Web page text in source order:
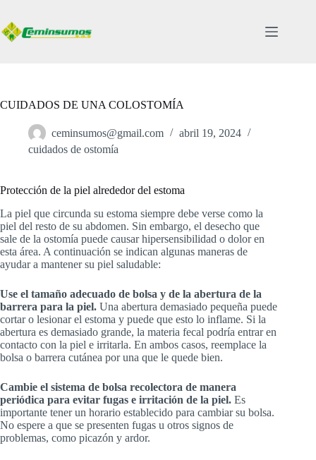
contenido
CUIDADOS DE UNA COLOSTOMÍA
ceminsumos@gmail.com
abril 19, 2024
cuidados de ostomía
Protección de la piel alrededor del estoma
La piel que circunda su estoma siempre debe verse como la
piel del resto de su abdomen. Sin embargo, el desecho que
sale de la ostomía puede causar hipersensibilidad o dolor en
esta área. A continuación se indican algunas maneras de
ayudar a mantener su piel saludable:
Use el tamaño adecuado de bolsa y de la abertura de la
barrera para la piel. Una abertura demasiado pequeña puede
cortar o lesionar el estoma y puede que esto lo inflame. Si la
abertura es demasiado grande, la materia fecal podría entrar en
contacto con la piel e irritarla. En ambos casos, reemplace la
bolsa o barrera cutánea por una que le quede bien.
Cambie el sistema de bolsa recolectora de manera
periódica para evitar fugas e irritación de la piel. Es
importante tener un horario establecido para cambiar su bolsa.
No espere a que se presenten fugas u otros signos de
problemas, como picazón y ardor.